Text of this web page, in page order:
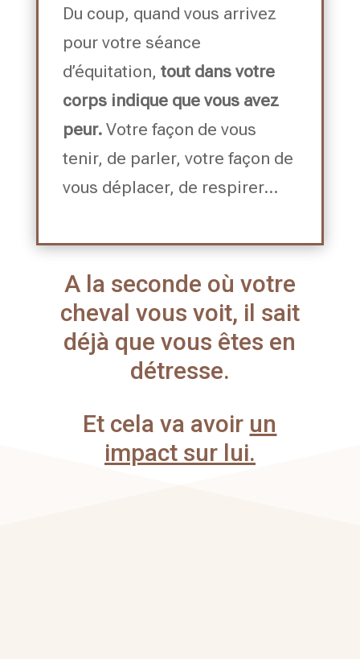
Du coup, quand vous arrivez
pour votre séance
d’équitation, tout dans votre
corps indique que vous avez
peur.Votre façon de vous
tenir, de parler, votre façon de
vous déplacer, de respirer…
A la seconde où votre
cheval vous voit, il sait
déjà que vous êtes en
détresse.
Et cela va avoir un
impact sur lui.